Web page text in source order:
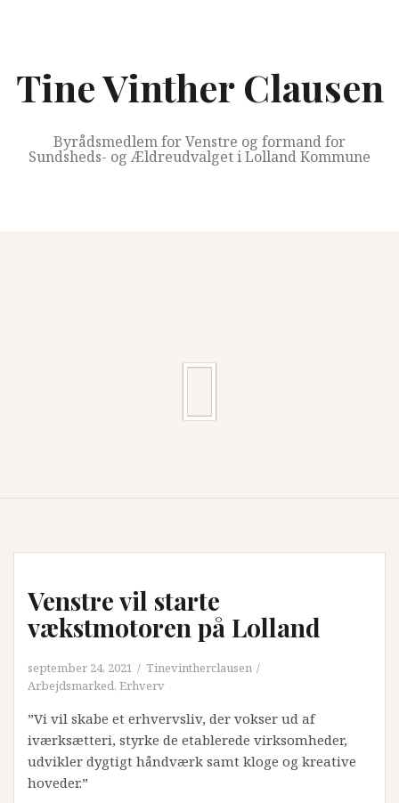
Tine Vinther Clausen
Byrådsmedlem for Venstre og formand for
Sundsheds- og Ældreudvalget i Lolland Kommune
Venstre vil starte
vækstmotoren på Lolland
september 24, 2021
Tinevintherclausen
Arbejdsmarked, Erhverv
”Vi vil skabe et erhvervsliv, der vokser ud af
iværksætteri, styrke de etablerede virksomheder,
udvikler dygtigt håndværk samt kloge og kreative
hoveder.”